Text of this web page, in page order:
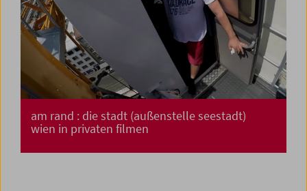
am rand : die stadt (außenstelle seestadt)
wien in privaten filmen